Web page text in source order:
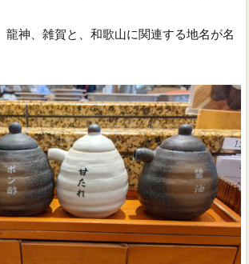
龍神、雑賀と、和歌山に関連する地名が名